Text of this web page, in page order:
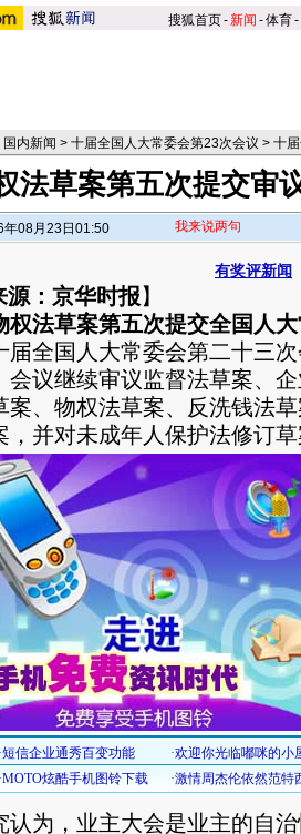
搜狐首页-新闻 -体育-
国内新闻 > 十届全国人大常委会第23次会议 > 十
法草案第五次提交审
年08月23日01:50 我来说两句
有奖评新闻
源：京华时报】
草案第五次提交全国人大
国人大常委会第二十三次
会议继续审议监督法草案、
案、物权法草案、反洗钱法
，并对未成年人保护法修订
认为，业主大会是业主的自